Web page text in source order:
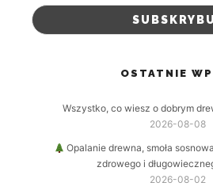
OSTATNIE
Wszystko, co wiesz o dobrym
2026-08-08
Opalanie drewna, smoła
zdrowego i
2026-08-02